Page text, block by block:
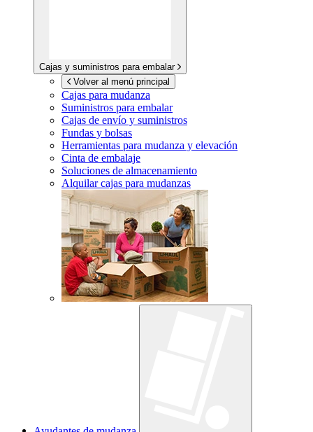
Cajas y suministros para embalar
Volver al menú principal
Cajas para mudanza
Suministros para embalar
Cajas de envío y suministros
Fundas y bolsas
Herramientas para mudanza y elevación
Cinta de embalaje
Soluciones de almacenamiento
Alquilar cajas para mudanzas